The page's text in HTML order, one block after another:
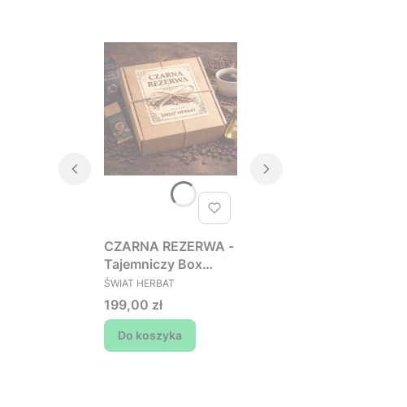
CZARNA REZERWA -
Tajemniczy Box
Kawowy (wartość
min. 250 zł, płacisz
199 zł)
PRODUCENT
ŚWIAT HERBAT
Cena
199,00 zł
Do koszyka